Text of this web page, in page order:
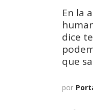
En la
dice
que
por